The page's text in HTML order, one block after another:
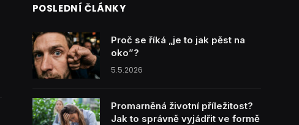
POSLEDNÍ ČLÁNKY
Proč se říká „je to jak pěst na
oko”?
5.5.2026
Promarněná životní příležitost?
Jak to správně vyjádřit ve formě